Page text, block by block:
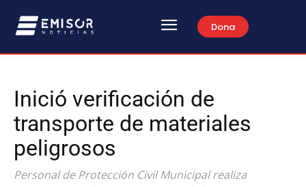
Dona
Inició verificación de
transporte de materiales
peligrosos
Personal de Protección Civil Municipal realiza